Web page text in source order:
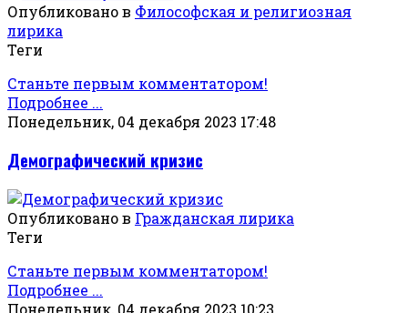
Опубликовано в Философская и религиозная
лирика
Теги
Станьте первым комментатором!
Подробнее ...
Понедельник, 04 декабря 2023 17:48
Демографический кризис
Опубликовано в Гражданская лирика
Теги
Станьте первым комментатором!
Подробнее ...
Понедельник, 04 декабря 2023 10:23